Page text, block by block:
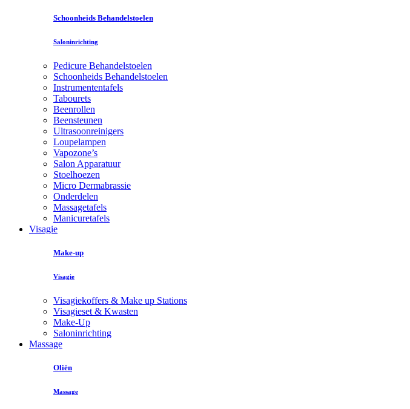
Schoonheids Behandelstoelen
Saloninrichting
Pedicure Behandelstoelen
Schoonheids Behandelstoelen
Instrumententafels
Tabourets
Beenrollen
Beensteunen
Ultrasoonreinigers
Loupelampen
Vapozone’s
Salon Apparatuur
Stoelhoezen
Micro Dermabrassie
Onderdelen
Massagetafels
Manicuretafels
Visagie
Make-up
Visagie
Visagiekoffers & Make up Stations
Visagieset & Kwasten
Make-Up
Saloninrichting
Massage
Oliën
Massage